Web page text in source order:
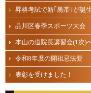
昇格考試で新｢黒帯｣が誕
品川区春季スポーツ大会
本山の道院長講習会(1次)
令和8年度の開祖忌法要
表彰を受けました！